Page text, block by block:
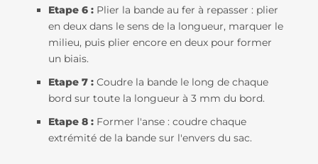
Etape 6 : Plier la bande au fer à repasser : plier
en deux dans le sens de la longueur, marquer le
milieu, puis plier encore en deux pour former
un biais.
Etape 7 :Coudre la bande le long de chaque
bord sur toute la longueur à 3 mm du bord.
Etape 8 : Former l'anse : coudre chaque
extrémité de la bande sur l'envers du sac.